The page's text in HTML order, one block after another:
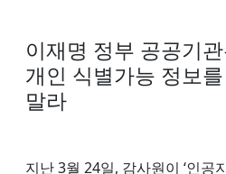
이재명 정부 공공기
개인 식별가능 정보
말라
지난 3월 24일, 감사원이 ‘인공